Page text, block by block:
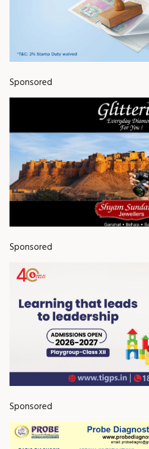
Sponsored
Sponsored
Sponsored